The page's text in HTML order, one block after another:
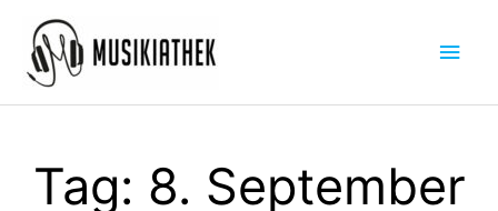
Inhalt
springen
Tag: 8. September